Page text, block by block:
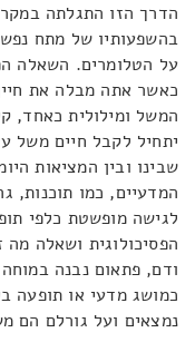
הדרך הזו התגלתה
בהשפעותיו של מתח
על הטלומרים. השאלה
כאשר אתה מבלה את
המשל ומילולית כאחד,
יתחיל לקבל חיים משל
שבינו ובין המציאות
המדעיים, כמו תוכנות,
לגישה מופשטת כלפי
הפסיכולוגית ושאלה
ודם, פתאום נבנה
כמושג מדעי או תופעה
נמצאים ועל גורלם הם